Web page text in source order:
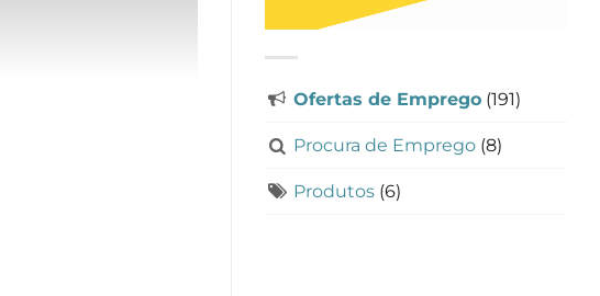
Ofertas de Emprego (191)
Procura de Emprego (8)
Produtos (6)